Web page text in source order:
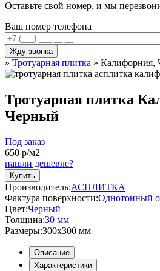
Оставьте свой номер, и мы
Ваш номер телефона
» Тротуарная плитка » Калифорния,
Тротуарная плитка
Черный
Под заказ
650 р/м2
нашли дешевле?
Купить
Производитель:АСПЛИТКА
Фактура поверхности:Однотонный
Цвет:Черный
Толщина:30 мм
Размеры:300x300 мм
Описание
Характеристики